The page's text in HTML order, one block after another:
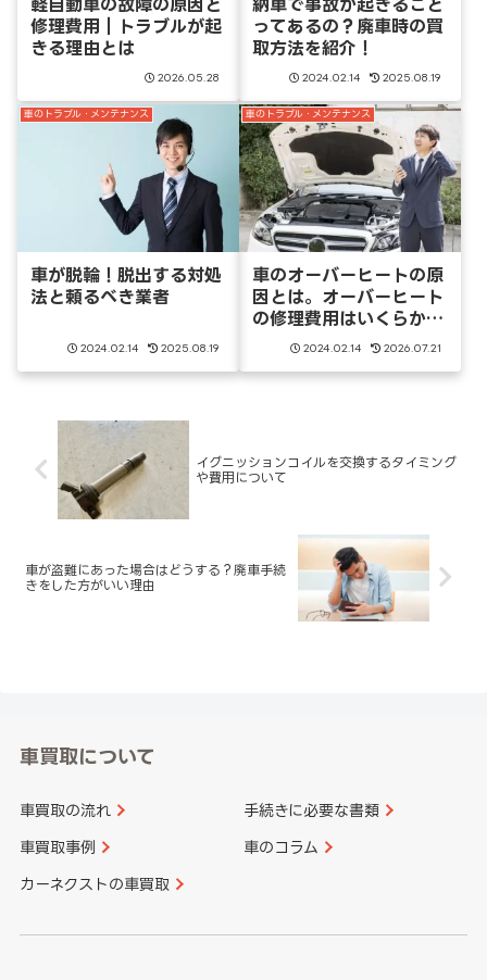
軽自動車の故障の原因と
修理費用｜トラブルが起
きる理由とは
2026.05.28
納車で事故が起きること
ってあるの？廃車時の買
取方法を紹介！
2024.02.14 2025.08.19
車のトラブル・メンテナンス
車が脱輪！脱出する対処
法と頼るべき業者
2024.02.14 2025.08.19
車のトラブル・メンテナンス
車のオーバーヒートの原
因とは。オーバーヒート
の修理費用はいくらかか
るのか 2024.02.14 2026.07.21
イグニッションコイルを交換するタイミング
や費用について
車が盗難にあった場合はどうする？廃車手続
きをした方がいい理由
車買取について
車買取の流れ 手続きに必要な書類
車買取事例 車のコラム
カーネクストの車買取